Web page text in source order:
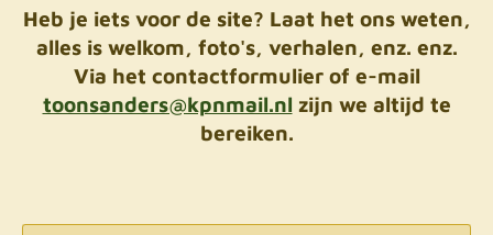
Heb je iets voor de site? Laat het ons weten,
alles is welkom, foto's, verhalen, enz. enz.
Via het contactformulier of e-mail
toonsanders@kpnmail.nl zijn we altijd te
bereiken.